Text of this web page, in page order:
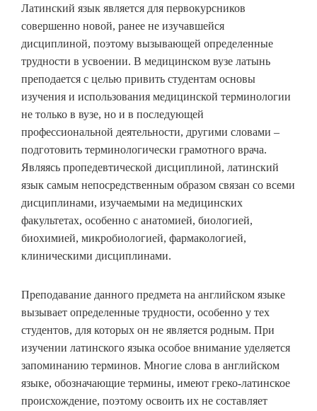
Латинский язык является для первокурсников
совершенно новой, ранее не изучавшейся
дисциплиной, поэтому вызывающей определенные
трудности в усвоении. В медицинском вузе латынь
преподается с целью привить студентам основы
изучения и использования медицинской терминологии
не только в вузе, но и в последующей
профессиональной деятельности, другими словами –
подготовить терминологически грамотного врача.
Являясь пропедевтической дисциплиной, латинский
язык самым непосредственным образом связан со всеми
дисциплинами, изучаемыми на медицинских
факультетах, особенно с анатомией, биологией,
биохимией, микробиологией, фармакологией,
клиническими дисциплинами.
Преподавание данного предмета на английском языке
вызывает определенные трудности, особенно у тех
студентов, для которых он не является родным. При
изучении латинского языка особое внимание уделяется
запоминанию терминов. Многие слова в английском
языке, обозначающие термины, имеют греко-латинское
происхождение, поэтому освоить их не составляет